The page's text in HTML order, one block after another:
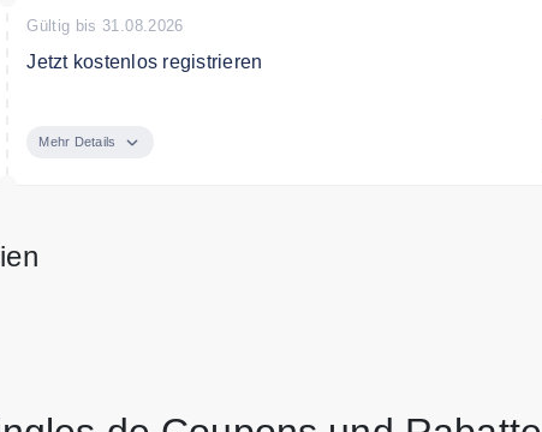
Gültig bis 31.08.2026
Jetzt kostenlos registrieren
Mehr Details